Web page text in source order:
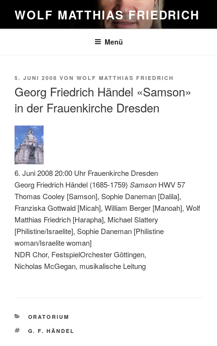
Inhalt
springen
WOLF MATTHIAS FRIEDRICH
Menü
VERÖFFENTLICHT
5. JUNI 2008 VON WOLF MATTHIAS FRIEDRICH
Georg Friedrich Händel «Samson»
in der Frauenkirche Dresden
6. Juni 2008 20:00 Uhr Frauenkirche Dresden
Georg Friedrich Händel (1685-1759) Samson HWV 57
Thomas Cooley [Samson], Sophie Daneman [Dalila],
Franziska Gottwald [Micah], William Berger [Manoah], Wolf
Matthias Friedrich [Harapha], Michael Slattery
[Philistine/Israelite], Sophie Daneman [Philistine
woman/Israelite woman]
NDR Chor, FestspielOrchester Göttingen,
Nicholas McGegan, musikalische Leitung
KATEGORIEN
ORATORIUM
SCHLAGWÖRTER
G. F. HÄNDEL